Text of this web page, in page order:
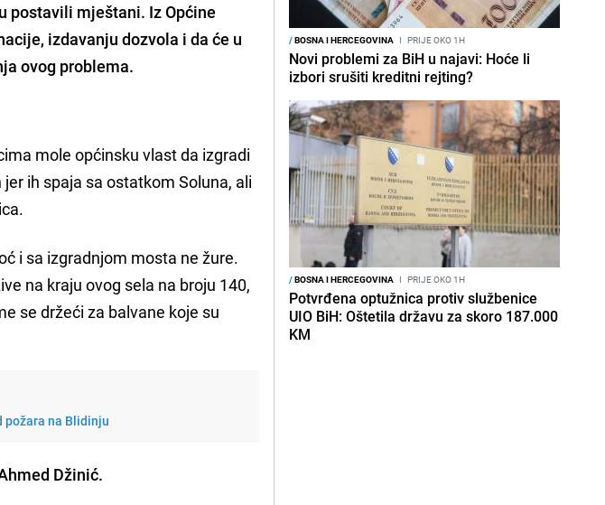
postavili mještani. Iz Općine
izdavanju dozvola i da će u
ovog problema.
mole općinsku vlast da izgradi
ih spaja sa ostatkom Soluna, ali
i sa izgradnjom mosta ne žure.
na kraju ovog sela na broju 140,
se držeći za balvane koje su
požara na Blidinju
Džinić.
/BOSNA I HERCEGOVINA I PRIJE OKO 1H
Novi problemi za BiH u najavi: Hoće li
izbori srušiti kreditni rejting?
/BOSNA I HERCEGOVINA I PRIJE OKO 1H
Potvrđena optužnica protiv službenice
UIO BiH: Oštetila državu za skoro 187.000
KM